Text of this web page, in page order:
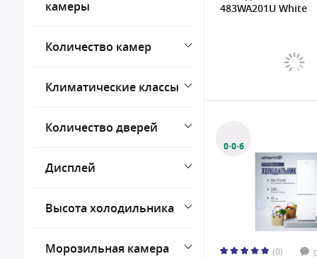
10 кг/сутки
12 кг/сутки
камеры
Количество камер
Климатические классы
Количество дверей
Дисплей
Высота холодильника
Морозильная камера
483WA201U White
0·0·6
(0) 0